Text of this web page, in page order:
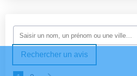
Rechercher un avis